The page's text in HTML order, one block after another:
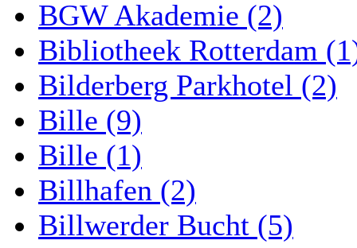
BGW Akademie (2)
Bibliotheek Rotterdam
Bilderberg Parkhotel (2)
Bille (9)
Bille (1)
Billhafen (2)
Billwerder Bucht (5)